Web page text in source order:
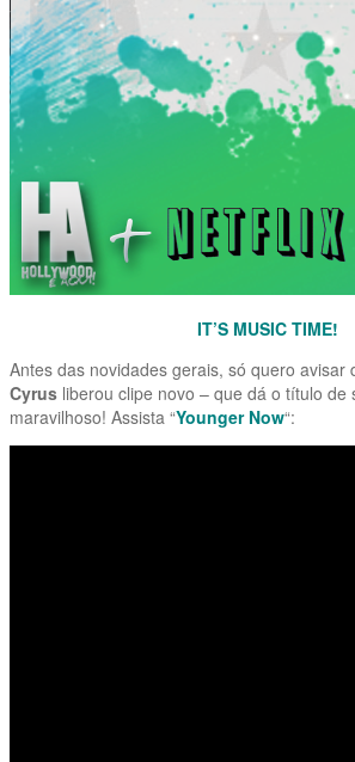
IT’S MUSIC TIME!
Antes das novidades gerais, só quero
Cyrus liberou clipe novo – que dá o título de
maravilhoso! Assista “Younger Now“: